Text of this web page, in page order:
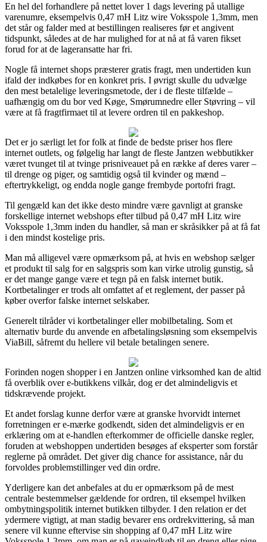
En hel del forhandlere på nettet lover 1 dags levering på utallige
varenumre, eksempelvis 0,47 mH Litz wire Voksspole 1,3mm, men
det står og falder med at bestillingen realiseres før et angivent
tidspunkt, således at de har mulighed for at nå at få varen fikset
forud for at de lageransatte har fri.
Nogle få internet shops præsterer gratis fragt, men undertiden kun
ifald der indkøbes for en konkret pris. I øvrigt skulle du udvælge
den mest betalelige leveringsmetode, der i de fleste tilfælde –
uafhængig om du bor ved Køge, Smørumnedre eller Støvring – vil
være at få fragtfirmaet til at levere ordren til en pakkeshop.
Det er jo særligt let for folk at finde de bedste priser hos flere
internet outlets, og følgelig har langt de fleste Jantzen webbutikker
været tvunget til at tvinge prisniveauet på en række af deres varer –
til drenge og piger, og samtidig også til kvinder og mænd –
eftertrykkeligt, og endda nogle gange frembyde portofri fragt.
Til gengæld kan det ikke desto mindre være gavnligt at granske
forskellige internet webshops efter tilbud på 0,47 mH Litz wire
Voksspole 1,3mm inden du handler, så man er skråsikker på at få fat
i den mindst kostelige pris.
Man må alligevel være opmærksom på, at hvis en webshop sælger
et produkt til salg for en salgspris som kan virke utrolig gunstig, så
er det mange gange være et tegn på en falsk internet butik.
Kortbetalinger er trods alt omfattet af et reglement, der passer på
køber overfor falske internet selskaber.
Generelt tilråder vi kortbetalinger eller mobilbetaling. Som et
alternativ burde du anvende en afbetalingsløsning som eksempelvis
ViaBill, såfremt du hellere vil betale betalingen senere.
Forinden nogen shopper i en Jantzen online virksomhed kan de altid
få overblik over e-butikkens vilkår, dog er det almindeligvis et
tidskrævende projekt.
Et andet forslag kunne derfor være at granske hvorvidt internet
forretningen er e-mærke godkendt, siden det almindeligvis er en
erklæring om at e-handlen efterkommer de officielle danske regler,
foruden at webshoppen undertiden besøges af eksperter som forstår
reglerne på området. Det giver dig chance for assistance, når du
forvoldes problemstillinger ved din ordre.
Yderligere kan det anbefales at du er opmærksom på de mest
centrale bestemmelser gældende for ordren, til eksempel hvilken
ombytningspolitik internet butikken tilbyder. I den relation er det
ydermere vigtigt, at man stadig bevarer ens ordrekvittering, så man
senere vil kunne eftervise sin shopping af 0,47 mH Litz wire